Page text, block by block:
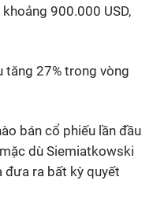
900.000 USD,
tăng 27% trong vòng
bán cổ phiếu lần đầu
dù Siemiatkowski
đưa ra bất kỳ quyết